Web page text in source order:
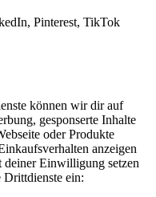
Pinterest, TikTok
können wir dir auf
gesponserte Inhalte
oder Produkte
anzeigen
deiner Einwilligung setzen
Drittdienste ein: